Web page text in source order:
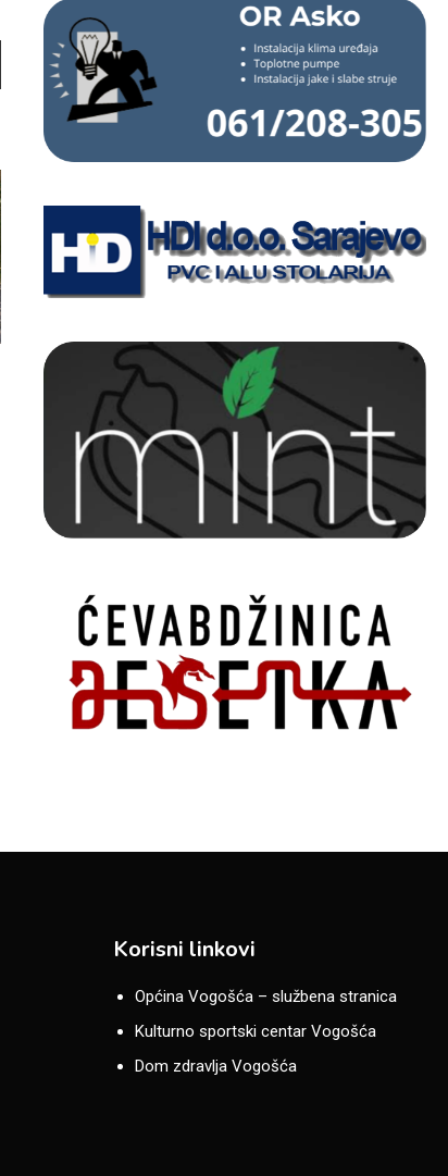
Korisni linkovi
Općina Vogošća – službena stranica
Kulturno sportski centar Vogošća
Dom zdravlja Vogošća